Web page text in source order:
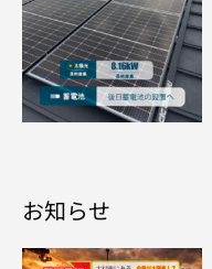
お知らせ